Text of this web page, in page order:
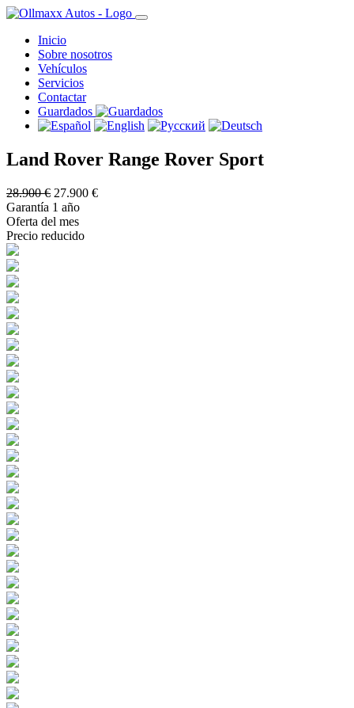
Inicio
Sobre nosotros
Vehículos
Servicios
Contactar
Guardados
Land Rover Range Rover Sport
28.900 € 27.900 €
Garantía 1 año
Oferta del mes
Precio reducido